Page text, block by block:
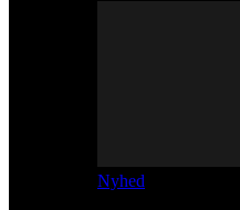
Nyhed